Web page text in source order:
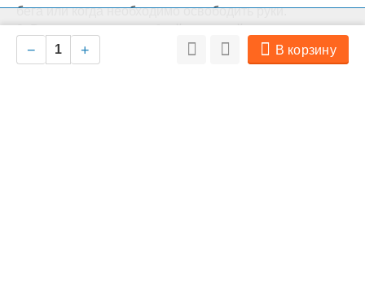
+
− В корзину
бега или когда необходимо освободить руки.
3. Ручка оснащена удобной защелкой, что позволяет
быстро привязать собаку (к столбу, дереву, забору).
4. Поводок оснащен упругим амортизатором –
технического характера. Совершая любые действия на сайте, вы
соглашаетесь с политикой обработки персональных данных
Ок